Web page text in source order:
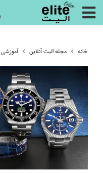
خانه مجله الیت آنلاین آموزشی